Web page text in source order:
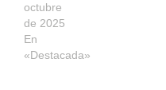
octubre
de 2025
En
«Destacada»